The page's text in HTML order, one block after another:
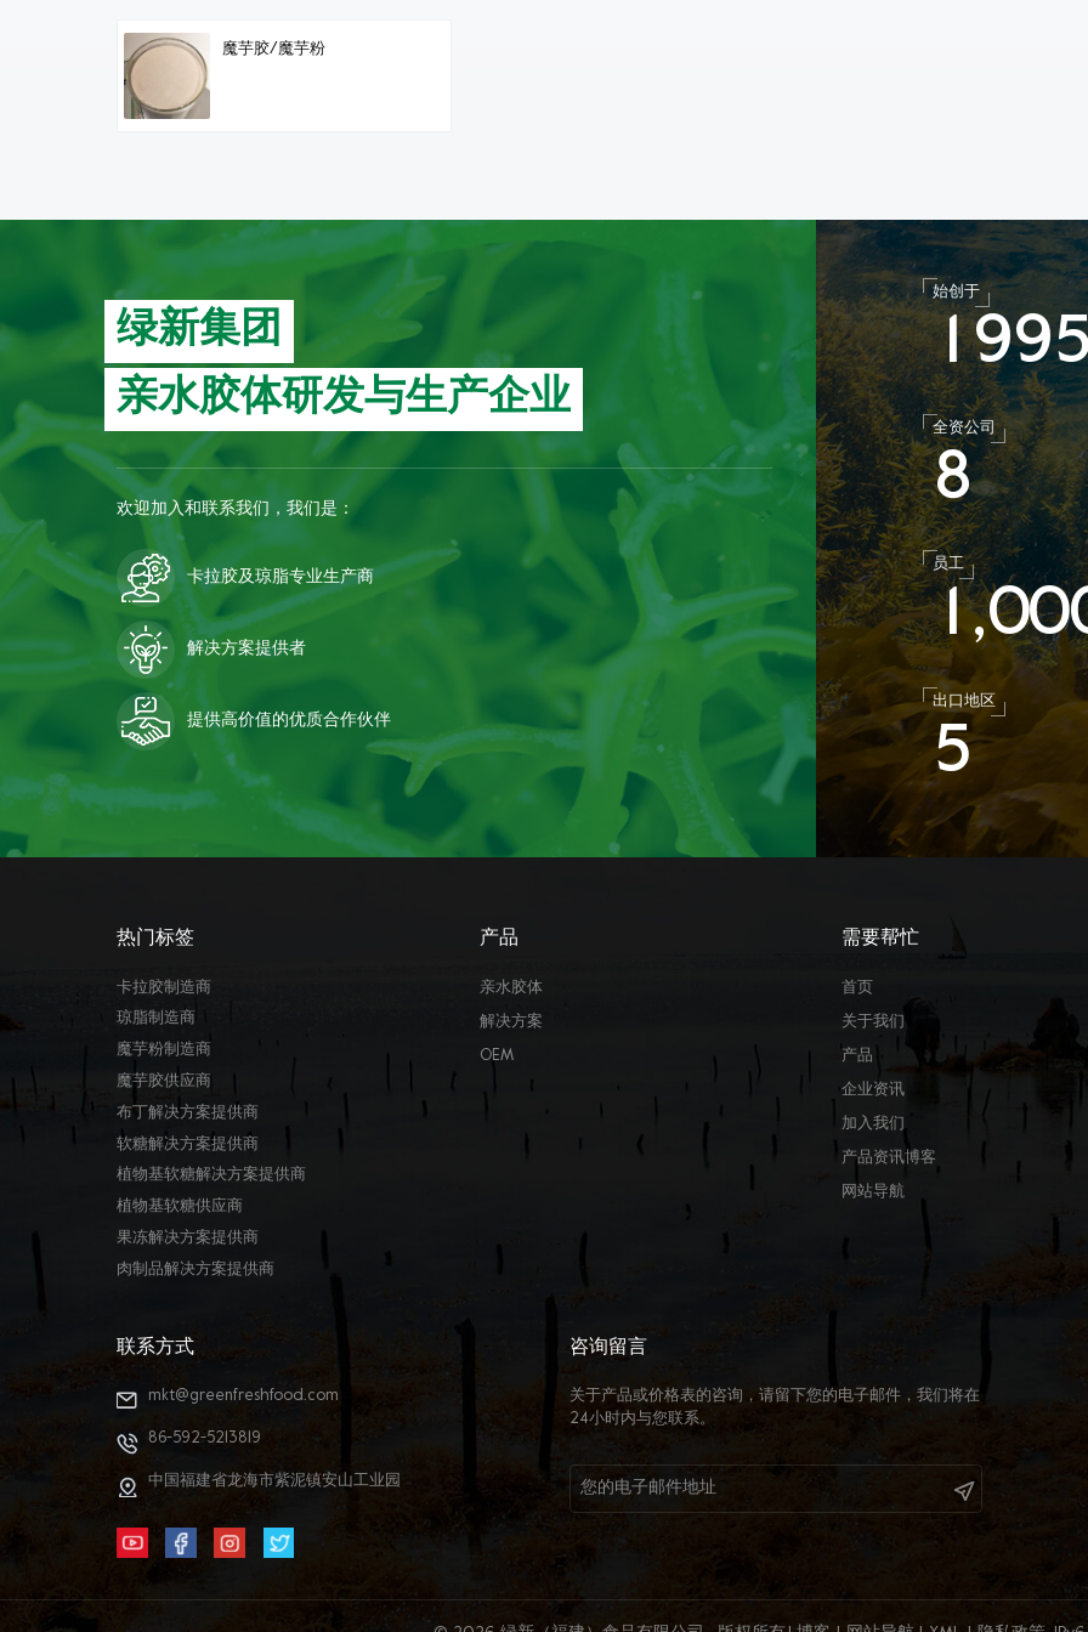
魔芋胶/魔芋粉
绿新集团
亲水胶体研发与生产企业
欢迎加入和联系我们，我们是：
卡拉胶及琼脂专业生产商
解决方案提供者
提供高价值的优质合作伙伴
始创于
1 99
全资公司
8
员工
1,00
出口地区
5
热门标签
卡拉胶制造商
琼脂制造商
魔芋粉制造商
魔芋胶供应商
布丁解决方案提供商
软糖解决方案提供商
植物基软糖解决方案提供商
植物基软糖供应商
果冻解决方案提供商
肉制品解决方案提供商
产品
亲水胶体
解决方案
OEM
需要帮忙
首页
关于我们
产品
企业资讯
加入我们
产品资讯博客
网站导航
联系方式
mkt@greenfreshfood.com
86-592-5213819
中国福建省龙海市紫泥镇安山工业园
咨询留言
关于产品或价格表的咨询，请留下您的电子邮件，我们将在
24小时内与您联系。